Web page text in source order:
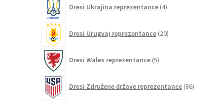
Dresi Ukrajina reprezentance 4izdelki
Dresi Urugvaj reprezentance 20izdelkov
Dresi Wales reprezentance 5izdelkov
Dresi Združene države reprezentance 86izdelkov